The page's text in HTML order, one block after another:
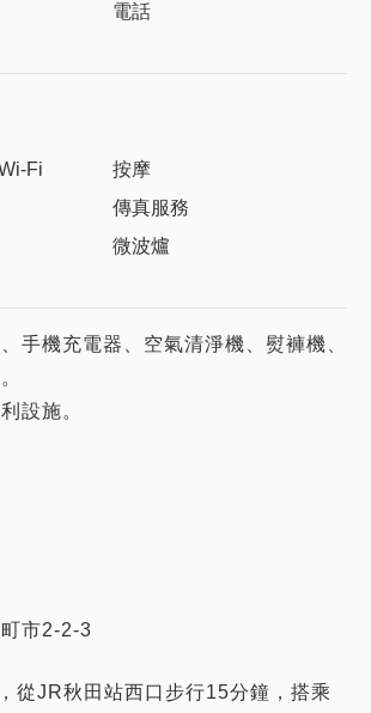
電話
Fi
按摩
傳真服務
微波爐
手機充電器、空氣清淨機、熨褲機、
設施。
市2-2-3
從JR秋田站西口步行15分鐘，搭乘